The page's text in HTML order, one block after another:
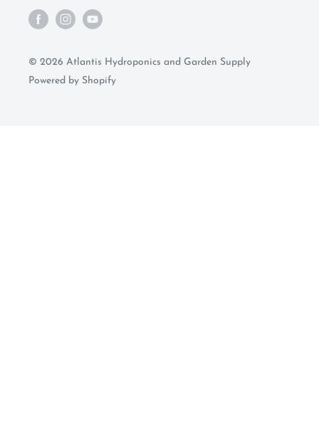
© 2026 Atlantis Hydroponics and Garden Supply
Powered by Shopify